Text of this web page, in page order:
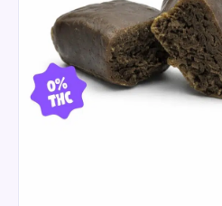
Mit35 %
Mentale
Progressive
Stressreduktion:
Hohe Potenz ohne